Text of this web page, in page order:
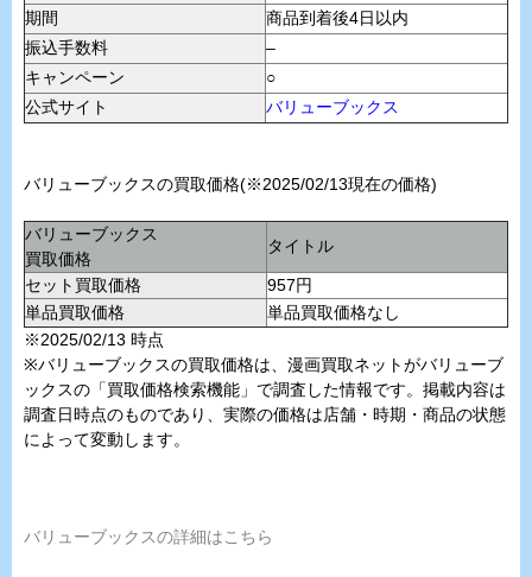
期間
商品到着後4日以内
振込手数料
–
キャンペーン
○
公式サイト
バリューブックス
バリューブックスの買取価格(※2025/02/13現在の価格)
バリューブックス
買取価格
タイトル
セット買取価格
957円
単品買取価格
単品買取価格なし
※2025/02/13 時点
※バリューブックスの買取価格は、漫画買取ネットがバリューブ
ックスの「買取価格検索機能」で調査した情報です。掲載内容は
調査日時点のものであり、実際の価格は店舗・時期・商品の状態
によって変動します。
バリューブックスの詳細はこちら